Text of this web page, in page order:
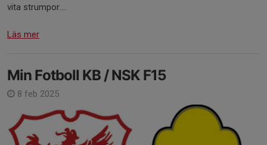
vita strumpor....
Läs mer
Min Fotboll KB / NSK F15
8 feb 2025